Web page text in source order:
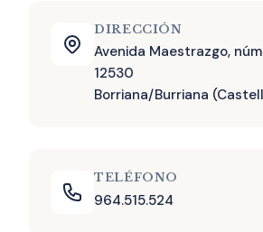
DIRECCIÓN
Avenida Maestrazgo,
12530
Borriana/Burriana
TELÉFONO
964.515.524